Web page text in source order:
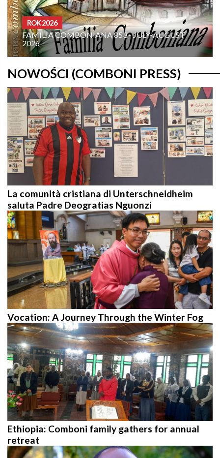
853 - JULY-AUGUST
OMELIE
THE
AUGUST 6 -
NOWOŚCI (COMBONI PRESS)
La comunità cristiana di Unterschneidheim
saluta Padre Deogratias Nguonzi
Vocation: A Journey Through the Winter Fog
Ethiopia: Comboni family gathers for annual
retreat